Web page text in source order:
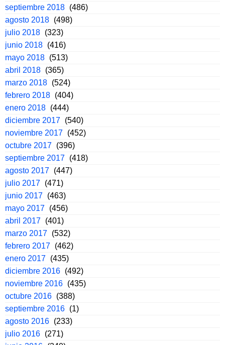
septiembre 2018 (486)
agosto 2018 (498)
julio 2018 (323)
junio 2018 (416)
mayo 2018 (513)
abril 2018 (365)
marzo 2018 (524)
febrero 2018 (404)
enero 2018 (444)
diciembre 2017 (540)
noviembre 2017 (452)
octubre 2017 (396)
septiembre 2017 (418)
agosto 2017 (447)
julio 2017 (471)
junio 2017 (463)
mayo 2017 (456)
abril 2017 (401)
marzo 2017 (532)
febrero 2017 (462)
enero 2017 (435)
diciembre 2016 (492)
noviembre 2016 (435)
octubre 2016 (388)
septiembre 2016 (1)
agosto 2016 (233)
julio 2016 (271)